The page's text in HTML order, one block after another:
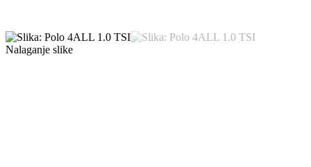
Nalaganje slike